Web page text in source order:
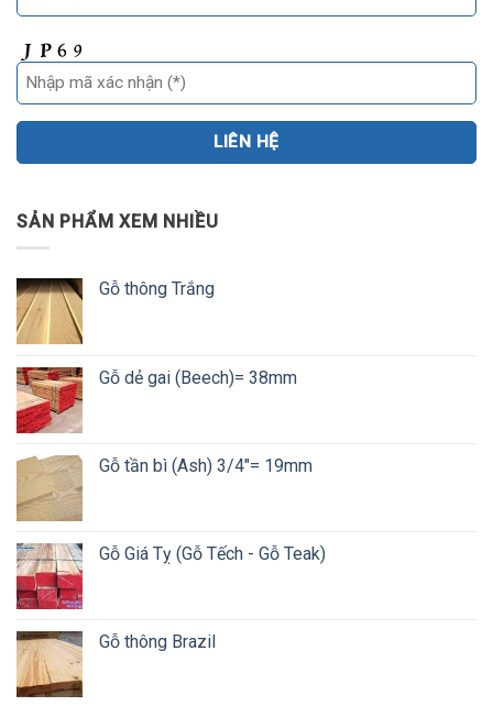
SẢN PHẨM XEM NHIỀU
Gỗ thông Trắng
Gỗ dẻ gai (Beech)= 38mm
Gỗ tần bì (Ash) 3/4"= 19mm
Gỗ Giá Tỵ (Gỗ Tếch - Gỗ Teak)
Gỗ thông Brazil